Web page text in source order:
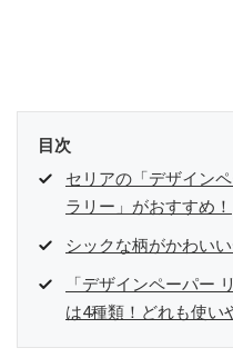
目次
セリアの「デザイン
ラリー」がおすすめ！
シックな柄がかわい
「デザインペーパー
は4種類！どれも使い